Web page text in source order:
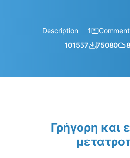
Description 1
101557
75080
Γρήγορη και